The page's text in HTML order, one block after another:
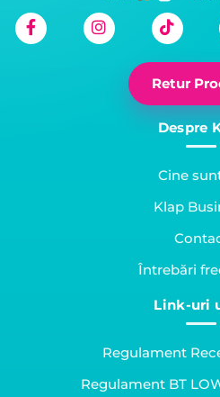
Retur
Despre
Cine
Klap
Întrebări
Link-uri
Regulament
Regulament BT